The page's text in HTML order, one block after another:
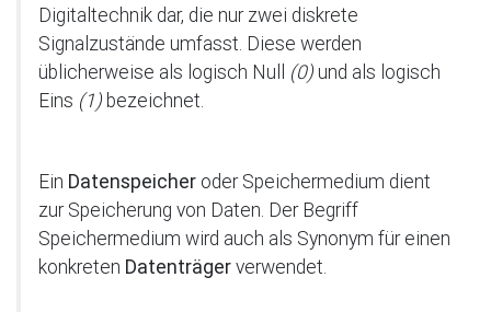
Digitaltechnik dar, die nur zwei diskrete
Signalzustände umfasst. Diese werden
üblicherweise als logisch Null (0) und als logisch
Eins (1) bezeichnet.
Ein Datenspeicher oder Speichermedium dient
zur Speicherung von Daten. Der Begriff
Speichermedium wird auch als Synonym für einen
konkreten Datenträgerverwendet.